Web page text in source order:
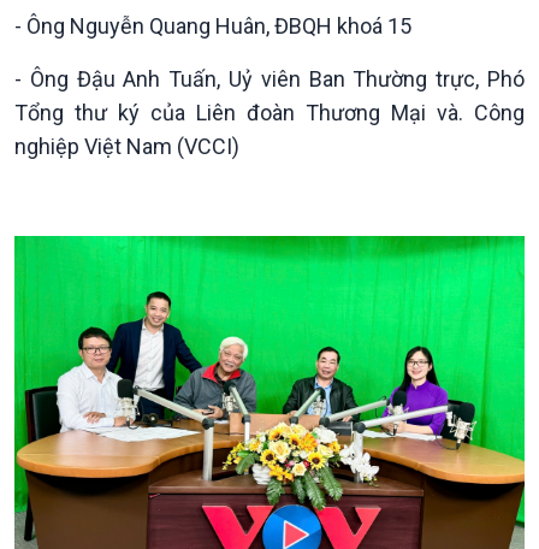
Xã hội
Tin Đời sống & Xã hội
360 độ Sức khỏe
Chuyên gia của bạn
Xã hội chuyển động
Bước chân đến trường
Khoa học & Công nghệ
Tin Khoa học & Công nghệ
- Ông Nguyễn Quang Huân, ĐBQH khoá 15
- Ông Đậu Anh Tuấn, Uỷ viên Ban Thường trực, Phó
Tổng thư ký của Liên đoàn Thương Mại và. Công
nghiệp Việt Nam (VCCI)